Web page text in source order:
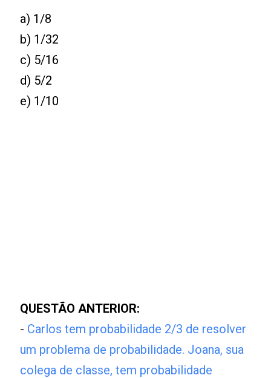
a) 1/8
b) 1/32
c) 5/16
d) 5/2
e) 1/10
QUESTÃO ANTERIOR:
- Carlos tem probabilidade 2/3 de resolver
um problema de probabilidade. Joana, sua
colega de classe, tem probabilidade